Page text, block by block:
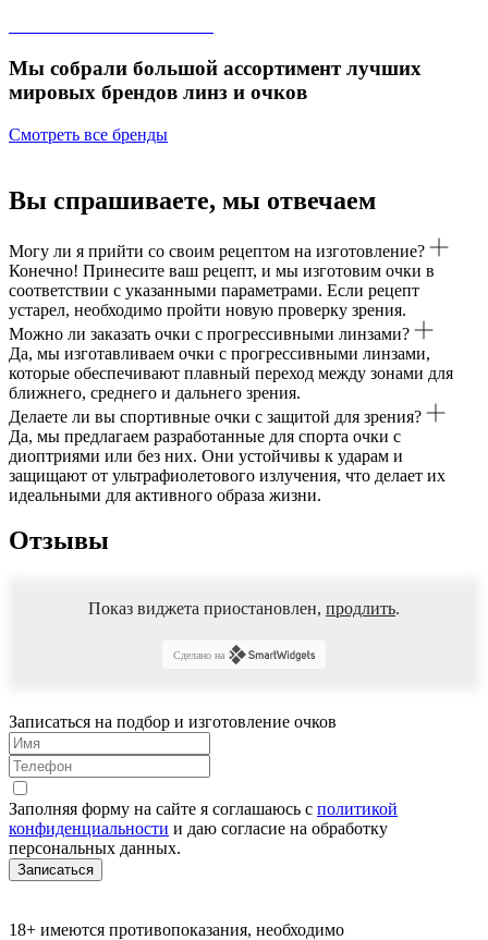
Мы собрали большой ассортимент лучших
мировых брендов линз и очков
Смотреть все бренды
Вы спрашиваете, мы отвечаем
Могу ли я прийти со своим рецептом на изготовление?
Конечно! Принесите ваш рецепт, и мы изготовим очки в
соответствии с указанными параметрами. Если рецепт
устарел, необходимо пройти новую проверку зрения.
Можно ли заказать очки с прогрессивными линзами?
Да, мы изготавливаем очки с прогрессивными линзами,
которые обеспечивают плавный переход между зонами для
ближнего, среднего и дальнего зрения.
Делаете ли вы спортивные очки с защитой для зрения?
Да, мы предлагаем разработанные для спорта очки с
диоптриями или без них. Они устойчивы к ударам и
защищают от ультрафиолетового излучения, что делает их
идеальными для активного образа жизни.
Отзывы
Показ виджета приостановлен, продлить.
Сделано на
Записаться на подбор и изготовление очков
Заполняя форму на сайте я соглашаюсь с политикой
конфиденциальности и даю согласие на обработку
персональных данных.
Записаться
18+ имеются противопоказания, необходимо